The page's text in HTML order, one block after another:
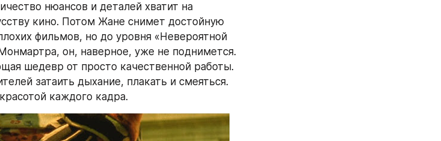
нюансов и деталей хватит на
кино. Потом Жане снимет достойную
фильмов, но до уровня «Невероятной
он, наверное, уже не поднимется.
шедевр от просто качественной работы.
затаить дыхание, плакать и смеяться.
каждого кадра.